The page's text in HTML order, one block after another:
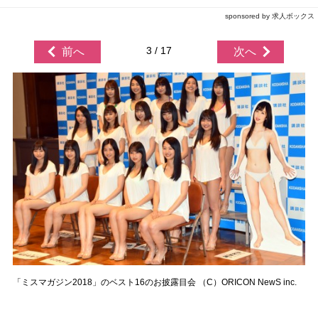
sponsored by 求人ボックス
前へ 3 / 17 次へ
「ミスマガジン2018」のベスト16のお披露目会 （C）ORICON NewS inc.